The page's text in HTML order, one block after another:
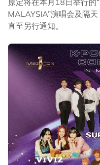
原定将在本月18日举行的
MALAYSIA”演唱会及隔
直至另行通知。